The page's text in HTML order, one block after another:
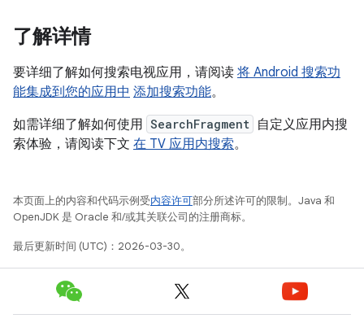
了解详情
要详细了解如何搜索电视应用，请阅读 将 Android 搜索功
能集成到您的应用中 添加搜索功能。
如需详细了解如何使用 SearchFragment
自定义应用内搜
索体验，请阅读下文 在 TV 应用内搜索。
本页面上的内容和代码示例受内容许可部分所述许可的限制。Java 和
OpenJDK 是 Oracle 和/或其关联公司的注册商标。
最后更新时间 (UTC)：2026-03-30。